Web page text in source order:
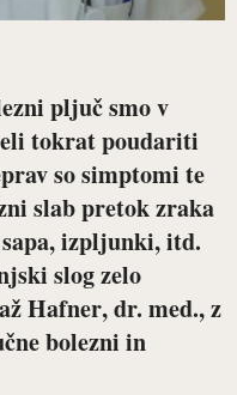
pljuč smo v
tokrat poudariti
so simptomi te
slab pretok zraka
izpljunki, itd.
slog zelo
Hafner, dr. med., z
bolezni in